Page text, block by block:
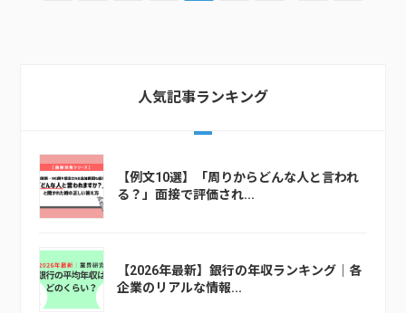
人気記事ランキング
【例文10選】「周りからどんな人と言われ
る？」面接で評価され...
【2026年最新】銀行の年収ランキング｜各
企業のリアルな情報...